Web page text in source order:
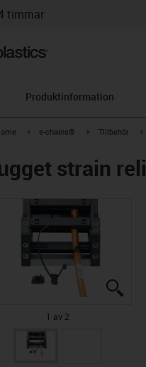
timmar
Produktinformation
icon-arrow-rightigus-icon-arrow-right
e-chains® igus-icon-
Tillbehör
strain
1 av 2